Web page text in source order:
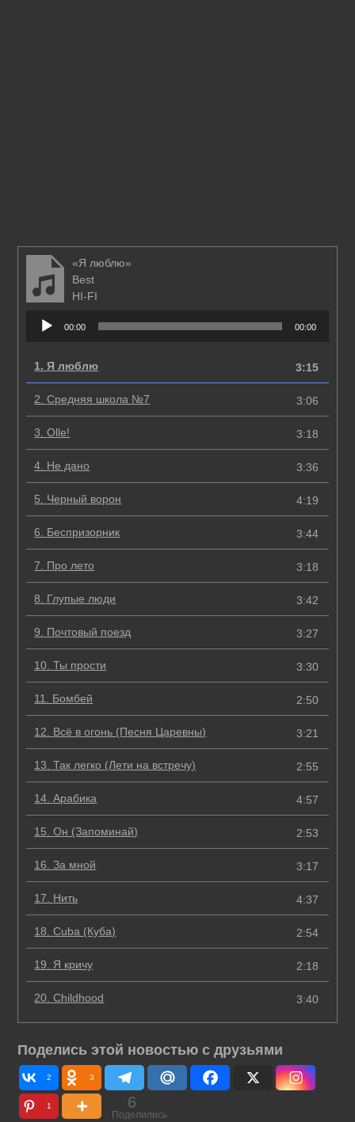
«Я люблю»
Best
HI-FI
Аудиоплеер
00:00 00:00
1.Я люблю 3:15
2.Средняя школа №7 3:06
3.Olle! 3:18
4. Не дано 3:36
5. Черный ворон 4:19
6. Беспризорник 3:44
7. Про лето 3:18
8. Глупые люди 3:42
9. Почтовый поезд 3:27
10.Ты прости 3:30
11. Бомбей 2:50
12. Всё в огонь (Песня Царевны) 3:21
13.Так легко (Лети на встречу) 2:55
14.Арабика 4:57
15.Он (Запоминай) 2:53
16.За мной 3:17
17. Нить 4:37
18.Cuba (Куба) 2:54
19. Я кричу 2:18
20.Childhood 3:40
Поделись этой новостью с друзьями
2 3
1 6
Поделились